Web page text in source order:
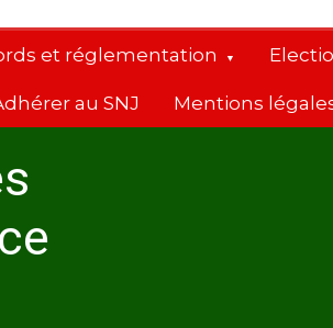
et réglementation
au SNJ Mentions